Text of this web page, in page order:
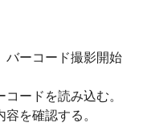
バーコード撮影開始
コードを読み込む。
を確認する。